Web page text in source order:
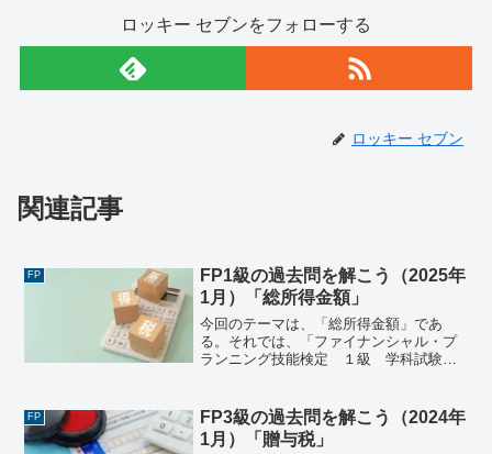
ロッキー セブンをフォローする
ロッキー セブン
関連記事
FP
FP1級の過去問を解こう（2025年
1月）「総所得金額」
今回のテーマは、「総所得金額」であ
る。それでは、「ファイナンシャル・プ
ランニング技能検定 １級 学科試験＜
う。ファイナンシャル・プランニング技
能検定 １級 学科試験...
FP
FP3級の過去問を解こう（2024年
1月）「贈与税」